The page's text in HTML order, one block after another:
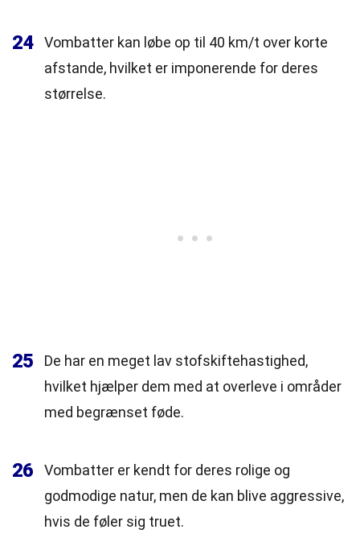
24
Vombatter kan løbe op til 40 km/t over korte
afstande, hvilket er imponerende for deres
størrelse.
25
De har en meget lav stofskiftehastighed,
hvilket hjælper dem med at overleve i områder
med begrænset føde.
26
Vombatter er kendt for deres rolige og
godmodige natur, men de kan blive aggressive,
hvis de føler sig truet.